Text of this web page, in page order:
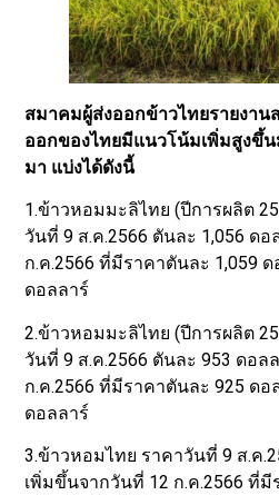
สมาคมผู้ส่งออกข้าวไทยรายงา
ออกของไทยมีแนวโน้มเพิ่มสูงขึ้
มา แบ่งได้ดังนี้
1.ข้าวหอมมะลิไทย (ปีการผลิต
วันที่ 9 ส.ค.2566 ตันละ 1,056 ด
ก.ค.2566 ที่มีราคาตันละ 1,059
ดอลลาร์
2.ข้าวหอมมะลิไทย (ปีการผลิต
วันที่ 9 ส.ค.2566 ตันละ 953 ดอล
ก.ค.2566 ที่มีราคาตันละ 925 ดอ
ดอลลาร์
3.ข้าวหอมไทย ราคาวันที่ 9 ส.ค
เพิ่มขึ้นจากวันที่ 12 ก.ค.2566 ที่